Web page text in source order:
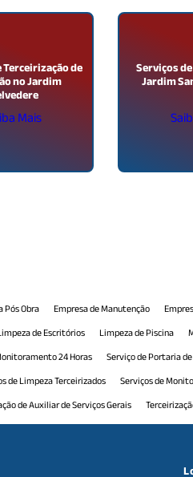
de
no Jardim
Mais
Serviços
Jardim
Pós Obra Empresa de Manutenção
de Escritórios Limpeza de Piscina
24 Horas Serviço de Portaria
de Limpeza Terceirizados Serviços de
de Auxiliar de Serviços Gerais
Predial Terceirização de Monitoramento